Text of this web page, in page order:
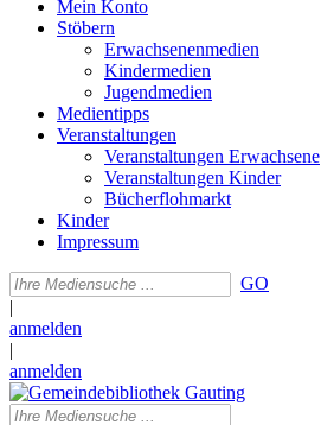
Mein Konto
Stöbern
Erwachsenenmedien
Kindermedien
Jugendmedien
Medientipps
Veranstaltungen
Veranstaltungen Erwachsene
Veranstaltungen Kinder
Bücherflohmarkt
Kinder
Impressum
GO
|
anmelden
|
anmelden